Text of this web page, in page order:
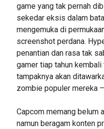
game yang tak pernah
sekedar eksis dalam
mengemuka di
screenshot perdana.
penantian dan rasa tak
gamer tiap tahun kembali
tampaknya akan
zombie populer mereka
Capcom memang belum
namun beragam konten